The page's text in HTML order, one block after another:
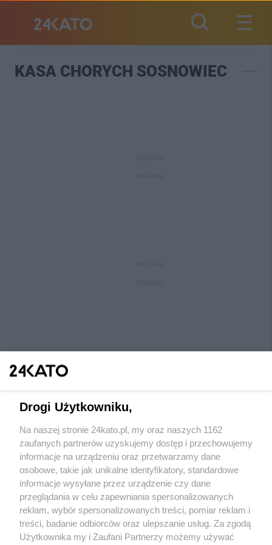
KASA CHORYCH SOSNOWIEC
Wydawca mediów lokalnych
Nie zapomnij
zapoznać się z:
polityką prywatności regulamin korzystania z portali
Twojemiasto Skontaktuj sięz nami
Drogi Użytkowniku,
Na naszej stronie 24kato.pl, my oraz naszych 1162
zaufanych partnerów uzyskujemy dostęp i przechowujemy
informacje na urządzeniu oraz przetwarzamy dane
osobowe, takie jak unikalne identyfikatory, standardowe
informacje wysyłane przez urządzenie czy dane
przeglądania w celu zapewniania spersonalizowanych
reklam, wybór spersonalizowanych treści, pomiar reklam i
treści, badanie odbiorców oraz ulepszanie usług. Za zgodą
Użytkownika my i Zaufani Partnerzy możemy używać